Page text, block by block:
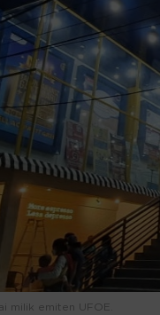
milik emiten UFOE.